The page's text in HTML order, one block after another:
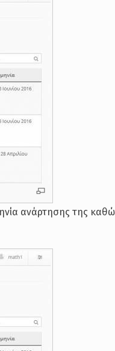
ανάρτησης της